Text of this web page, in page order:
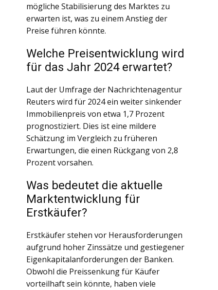
mögliche Stabilisierung des Marktes zu
erwarten ist, was zu einem Anstieg der
Preise führen könnte.
Welche Preisentwicklung wird
für das Jahr 2024 erwartet?
Laut der Umfrage der Nachrichtenagentur
Reuters wird für 2024 ein weiter sinkender
Immobilienpreis von etwa 1,7 Prozent
prognostiziert. Dies ist eine mildere
Schätzung im Vergleich zu früheren
Erwartungen, die einen Rückgang von 2,8
Prozent vorsahen.
Was bedeutet die aktuelle
Marktentwicklung für
Erstkäufer?
Erstkäufer stehen vor Herausforderungen
aufgrund hoher Zinssätze und gestiegener
Eigenkapitalanforderungen der Banken.
Obwohl die Preissenkung für Käufer
vorteilhaft sein könnte, haben viele